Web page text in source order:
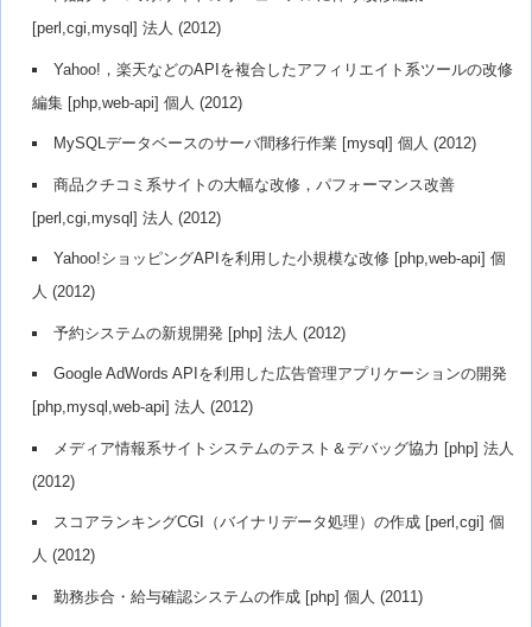
[perl,cgi,mysql] 法人 (2012)
Yahoo!，楽天などのAPIを複合したアフィリエイト系ツールの改修
編集 [php,web-api] 個人 (2012)
MySQLデータベースのサーバ間移行作業 [mysql] 個人 (2012)
商品クチコミ系サイトの大幅な改修，パフォーマンス改善
[perl,cgi,mysql] 法人 (2012)
Yahoo!ショッピングAPIを利用した小規模な改修 [php,web-api] 個
人 (2012)
予約システムの新規開発 [php] 法人 (2012)
Google AdWords APIを利用した広告管理アプリケーションの開発
[php,mysql,web-api] 法人 (2012)
メディア情報系サイトシステムのテスト＆デバッグ協力 [php] 法人
(2012)
スコアランキングCGI（バイナリデータ処理）の作成 [perl,cgi] 個
人 (2012)
勤務歩合・給与確認システムの作成 [php] 個人 (2011)